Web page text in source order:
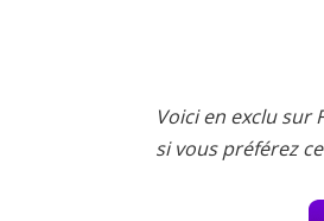
Voici en exclu sur
si vous préférez